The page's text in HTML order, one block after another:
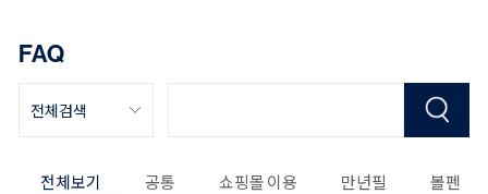
FAQ
전체보기 공통 쇼핑몰 이용 만년필 볼펜